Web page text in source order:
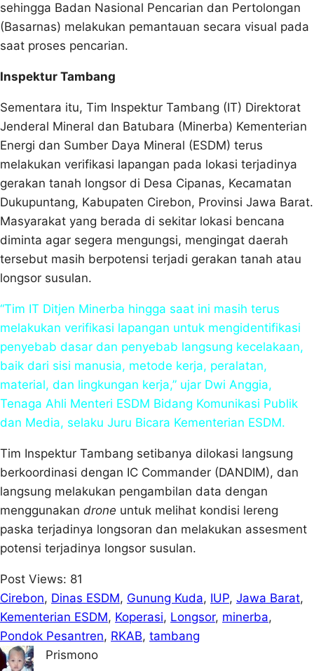
sehingga Badan Nasional Pencarian dan Pertolongan
(Basarnas) melakukan pemantauan secara visual pada
saat proses pencarian.
Inspektur Tambang
Sementara itu, Tim Inspektur Tambang (IT) Direktorat
Jenderal Mineral dan Batubara (Minerba) Kementerian
Energi dan Sumber Daya Mineral (ESDM) terus
melakukan verifikasi lapangan pada lokasi terjadinya
gerakan tanah longsor di Desa Cipanas, Kecamatan
Dukupuntang, Kabupaten Cirebon, Provinsi Jawa Barat.
Masyarakat yang berada di sekitar lokasi bencana
diminta agar segera mengungsi, mengingat daerah
tersebut masih berpotensi terjadi gerakan tanah atau
longsor susulan.
“Tim IT Ditjen Minerba hingga saat ini masih terus
melakukan verifikasi lapangan untuk mengidentifikasi
penyebab dasar dan penyebab langsung kecelakaan,
baik dari sisi manusia, metode kerja, peralatan,
material, dan lingkungan kerja,” ujar Dwi Anggia,
Tenaga Ahli Menteri ESDM Bidang Komunikasi Publik
dan Media, selaku Juru Bicara Kementerian ESDM.
Tim Inspektur Tambang setibanya dilokasi langsung
berkoordinasi dengan IC Commander (DANDIM), dan
langsung melakukan pengambilan data dengan
menggunakan drone untuk melihat kondisi lereng
paska terjadinya longsoran dan melakukan assesment
potensi terjadinya longsor susulan.
Post Views: 81
Cirebon, Dinas ESDM, Gunung Kuda, IUP, Jawa Barat
Kementerian ESDM, Koperasi, Longsor, minerba
Pondok Pesantren, RKAB, tambang
Prismono